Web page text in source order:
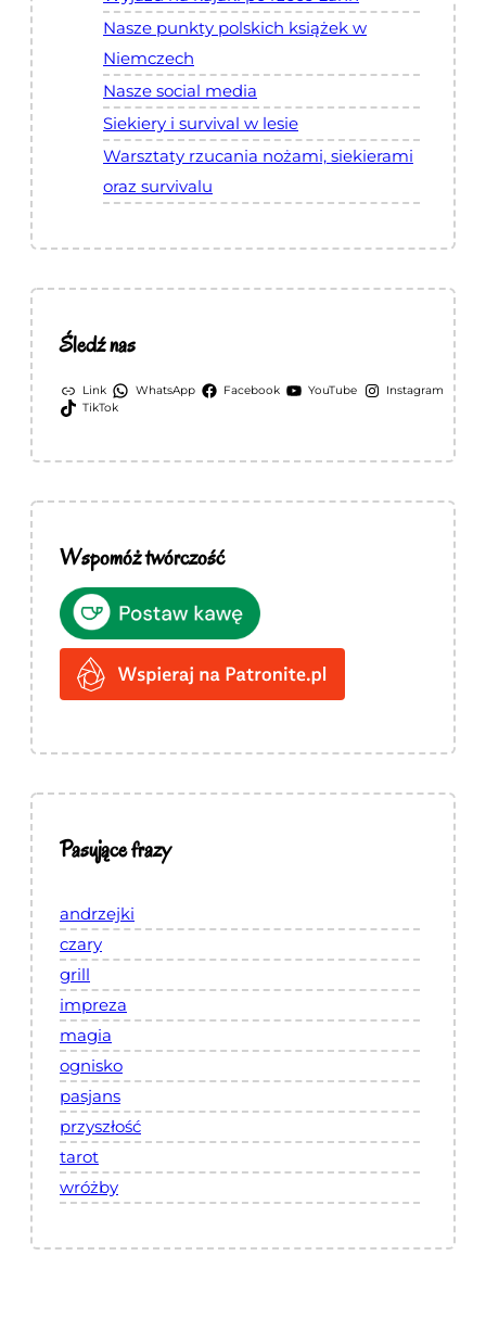
Nasze punkty polskich książek w
Niemczech
Nasze social media
Siekiery i survival w lesie
Warsztaty rzucania nożami, siekierami
oraz survivalu
Śledź nas
Link WhatsApp Facebook YouTube
Instagram
TikTok
Wspomóż twórczość
Pasujące frazy
andrzejki
czary
grill
impreza
magia
ognisko
pasjans
przyszłość
tarot
wróżby